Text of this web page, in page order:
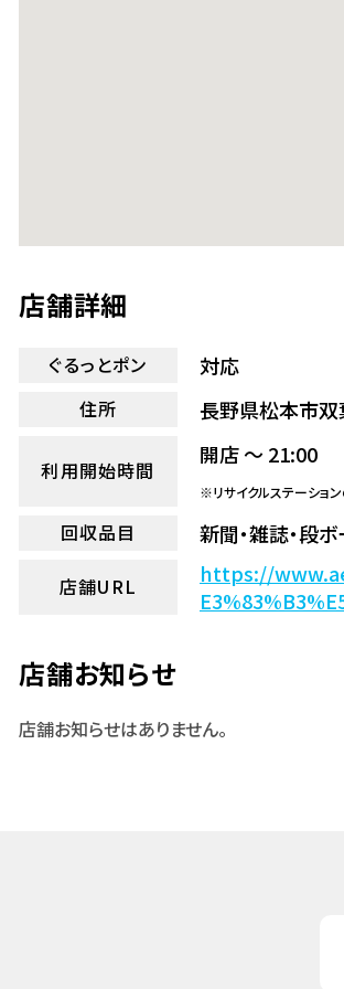
店舗詳細
ぐるっとポン 対応
住所 長野県松本市
利用開始時間
開店 ～ 21:00
※リサイクルステーショ
回収品目 新聞・雑誌・段ボ
店舗URL
https://
店舗お知らせ
店舗お知らせはありません。